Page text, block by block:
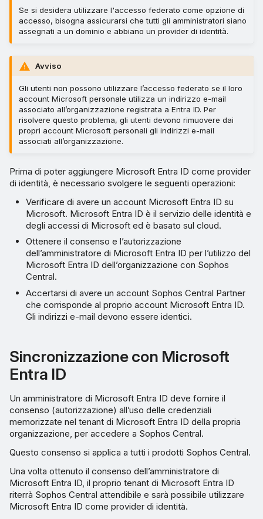
Se si desidera utilizzare l'accesso federato come opzione di
accesso, bisogna assicurarsi che tutti gli amministratori siano
assegnati a un dominio e abbiano un provider di identità.
Avviso
Gli utenti non possono utilizzare l’accesso federato se il loro
account Microsoft personale utilizza un indirizzo e-mail
associato all’organizzazione registrata a Entra ID. Per
risolvere questo problema, gli utenti devono rimuovere dai
propri account Microsoft personali gli indirizzi e-mail
associati all’organizzazione.
Prima di poter aggiungere Microsoft Entra ID come provider
di identità, è necessario svolgere le seguenti operazioni:
Verificare di avere un account Microsoft Entra ID su
Microsoft. Microsoft Entra ID è il servizio delle identità e
degli accessi di Microsoft ed è basato sul cloud.
Ottenere il consenso e l’autorizzazione
dell’amministratore di Microsoft Entra ID per l’utilizzo del
Microsoft Entra ID dell’organizzazione con Sophos
Central.
Accertarsi di avere un account Sophos Central Partner
che corrisponde al proprio account Microsoft Entra ID.
Gli indirizzi e-mail devono essere identici.
Sincronizzazione con Microsoft
Entra ID
Un amministratore di Microsoft Entra ID deve fornire il
consenso (autorizzazione) all’uso delle credenziali
memorizzate nel tenant di Microsoft Entra ID della propria
organizzazione, per accedere a Sophos Central.
Questo consenso si applica a tutti i prodotti Sophos Central.
Una volta ottenuto il consenso dell’amministratore di
Microsoft Entra ID, il proprio tenant di Microsoft Entra ID
riterrà Sophos Central attendibile e sarà possibile utilizzare
Microsoft Entra ID come provider di identità.